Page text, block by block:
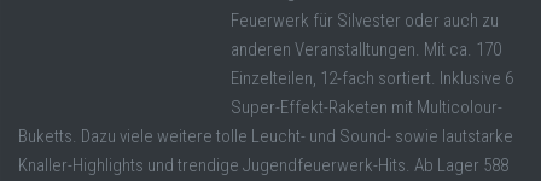
Feuerwerk für Silvester oder auch zu
anderen Veranstalltungen. Mit ca. 170
Einzelteilen, 12-fach sortiert. Inklusive 6
Super-Effekt-Raketen mit Multicolour-
Buketts. Dazu viele weitere tolle Leucht- und Sound- sowie lautstarke
Knaller-Highlights und trendige Jugendfeuerwerk-Hits. Ab Lager 588